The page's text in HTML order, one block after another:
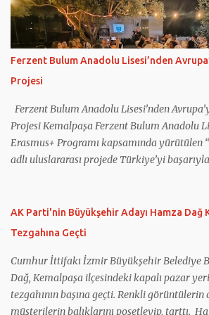
Ferzent Bulum Anadolu Lisesi’nden
Projesi
Ferzent Bulum Anadolu Lisesi’nden
Projesi Kemalpaşa Ferzent Bulum Anadolu
Erasmus+ Programı kapsamında yürütülen
adlı uluslararası projede Türkiye’yi
kurumları katıldı. Projede gençlerin dijital
becerilerinin geliştirilmesi, sosyal medyanın
oluşturulması hedeflendi. Çalışmalar
öğrencilerin kullanımına yönelik eğitim
hazırlanırken, sağlıklı teknoloji
Harmony App adlı mobil uygulama da
AK Parti'nin Büyükşehir Adayı Hamza Dağ
Tezgahına Geçti
Cumhur İttifakı İzmir Büyükşehir Belediye
Dağ, Kemalpaşa ilçesindeki kapalı pazar
tezgahının başına geçti. Renkli
müşterilerin balıklarını poşetleyip, tarttı.